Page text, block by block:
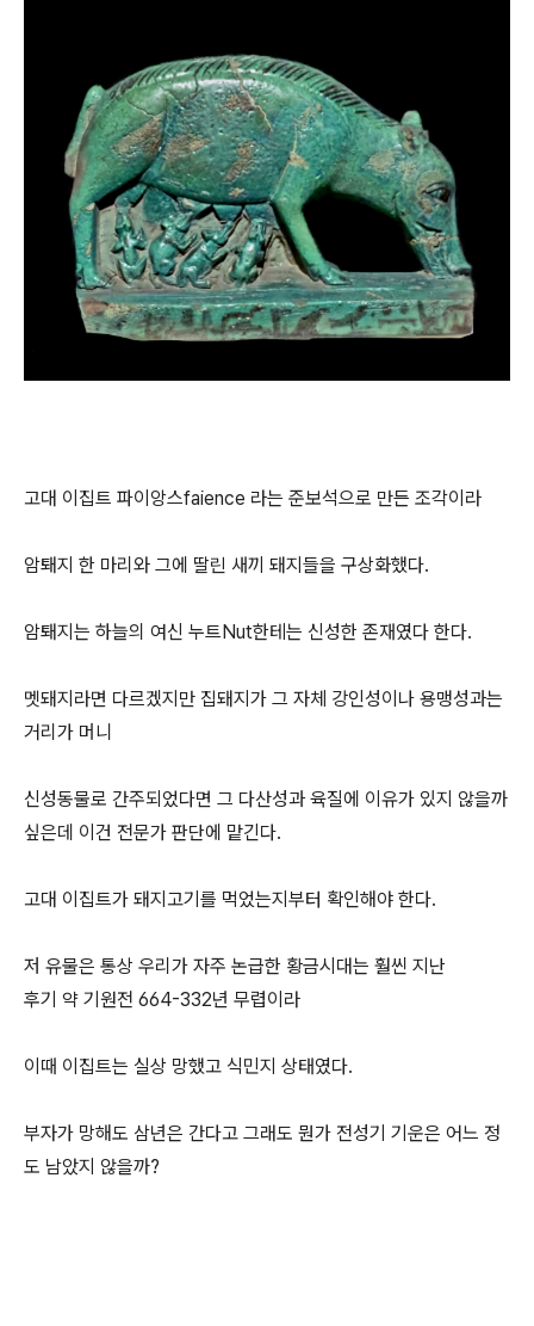
고대 이집트 파이앙스faience 라는 준보석으로 만든 조각이라
암퇘지 한 마리와 그에 딸린 새끼 돼지들을 구상화했다.
암퇘지는 하늘의 여신 누트Nut한테는 신성한 존재였다 한다.
멧돼지라면 다르겠지만 집돼지가 그 자체 강인성이나 용맹성과는
거리가 머니
신성동물로 간주되었다면 그 다산성과 육질에 이유가 있지 않을까
싶은데 이건 전문가 판단에 맡긴다.
고대 이집트가 돼지고기를 먹었는지부터 확인해야 한다.
저 유물은 통상 우리가 자주 논급한 황금시대는 훨씬 지난
후기 약 기원전 664-332년 무렵이라
이때 이집트는 실상 망했고 식민지 상태였다.
부자가 망해도 삼년은 간다고 그래도 뭔가 전성기 기운은 어느 정
도 남았지 않을까?